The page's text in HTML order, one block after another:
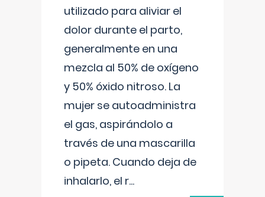
utilizado para aliviar el
dolor durante el parto,
generalmente en una
mezcla al 50% de oxígeno
y 50% óxido nitroso. La
mujer se autoadministra
el gas, aspirándolo a
través de una mascarilla
o pipeta. Cuando deja de
inhalarlo, el r...